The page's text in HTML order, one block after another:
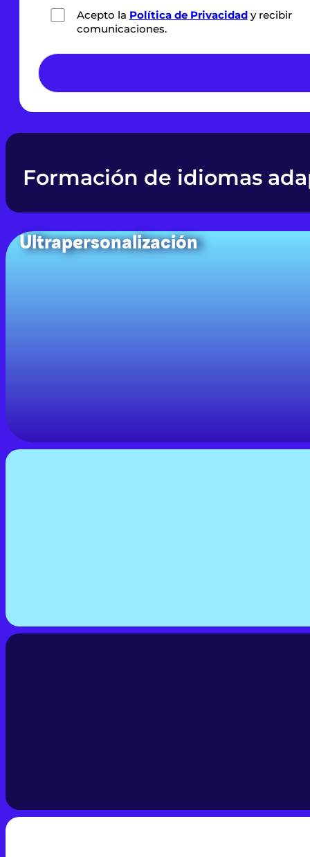
Acepto la Política de Privacidady recibir
comunicaciones.*
Formación de idiomas
Ultrapersonalización